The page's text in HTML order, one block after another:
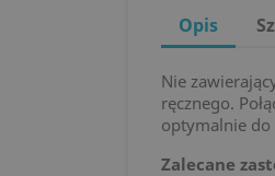
Opis
Nie
ręcznego.
optymalnie do
Zalecane